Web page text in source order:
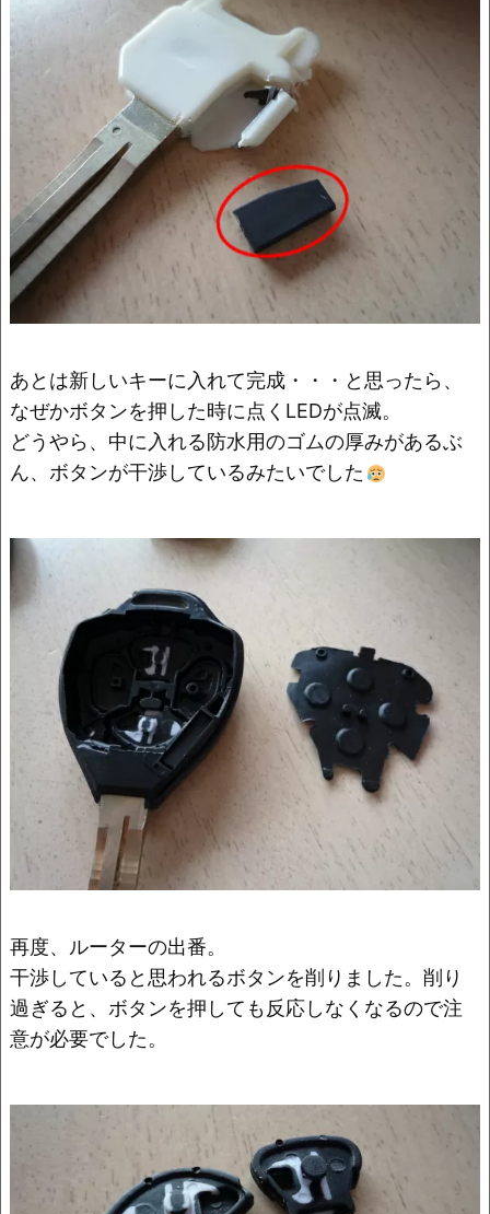
あとは新しいキーに入れて完成・・・と思ったら、
なぜかボタンを押した時に点くLEDが点滅。
どうやら、中に入れる防水用のゴムの厚みがあるぶ
ん、ボタンが干渉しているみたいでした
再度、ルーターの出番。
干渉していると思われるボタンを削りました。削り
過ぎると、ボタンを押しても反応しなくなるので注
意が必要でした。